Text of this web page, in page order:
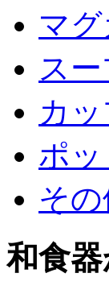
マ
ス
カ
ポッ
そ
和食